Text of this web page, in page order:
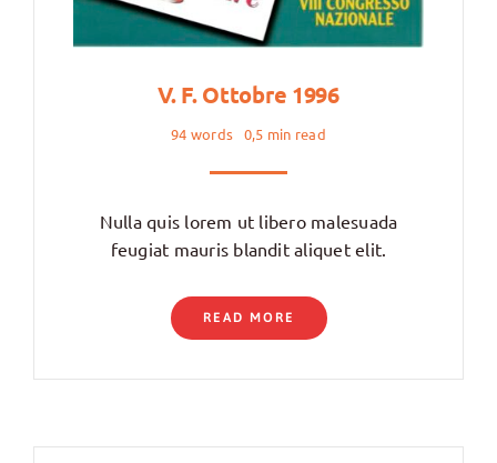
V. F. Ottobre 1996
94 words 0,5 min read
Nulla quis lorem ut libero malesuada
feugiat mauris blandit aliquet elit.
READ MORE